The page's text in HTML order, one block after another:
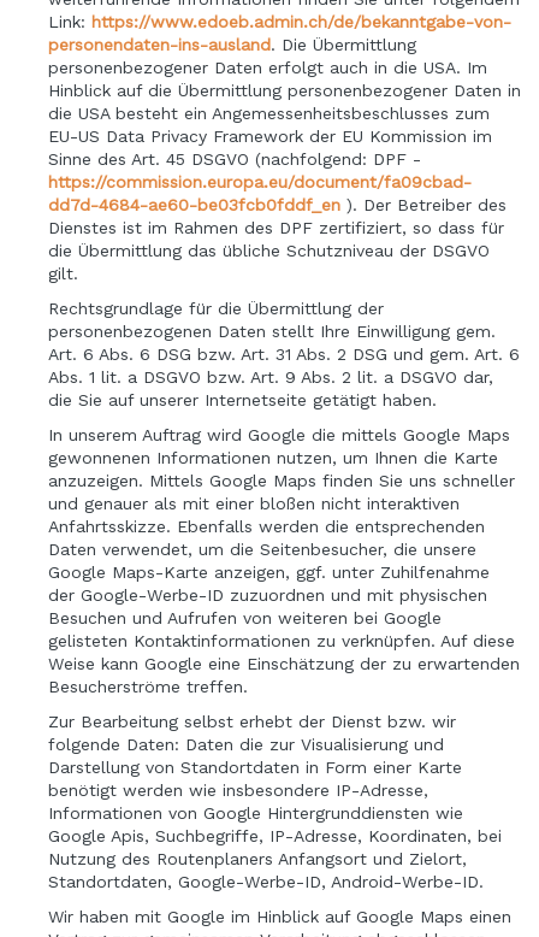
Link: https://www.edoeb.admin.ch/de/bekanntgabe-von-
personendaten-ins-ausland. Die Übermittlung
personenbezogener Daten erfolgt auch in die USA. Im
Hinblick auf die Übermittlung personenbezogener Daten in
die USA besteht ein Angemessenheitsbeschlusses zum
EU-US Data Privacy Framework der EU Kommission im
Sinne des Art. 45 DSGVO (nachfolgend: DPF -
https://commission.europa.eu/document/fa09cbad-
dd7d-4684-ae60-be03fcb0fddf_en ). Der Betreiber des
Dienstes ist im Rahmen des DPF zertifiziert, so dass für
die Übermittlung das übliche Schutzniveau der DSGVO
gilt.
Rechtsgrundlage für die Übermittlung der
personenbezogenen Daten stellt Ihre Einwilligung gem.
Art. 6 Abs. 6 DSG bzw. Art. 31 Abs. 2 DSG und gem. Art. 6
Abs. 1 lit. a DSGVO bzw. Art. 9 Abs. 2 lit. a DSGVO dar,
die Sie auf unserer Internetseite getätigt haben.
In unserem Auftrag wird Google die mittels Google Maps
gewonnenen Informationen nutzen, um Ihnen die Karte
anzuzeigen. Mittels Google Maps finden Sie uns schneller
und genauer als mit einer bloßen nicht interaktiven
Anfahrtsskizze. Ebenfalls werden die entsprechenden
Daten verwendet, um die Seitenbesucher, die unsere
Google Maps-Karte anzeigen, ggf. unter Zuhilfenahme
der Google-Werbe-ID zuzuordnen und mit physischen
Besuchen und Aufrufen von weiteren bei Google
gelisteten Kontaktinformationen zu verknüpfen. Auf diese
Weise kann Google eine Einschätzung der zu erwartenden
Besucherströme treffen.
Zur Bearbeitung selbst erhebt der Dienst bzw. wir
folgende Daten: Daten die zur Visualisierung und
Darstellung von Standortdaten in Form einer Karte
benötigt werden wie insbesondere IP-Adresse,
Informationen von Google Hintergrunddiensten wie
Google Apis, Suchbegriffe, IP-Adresse, Koordinaten, bei
Nutzung des Routenplaners Anfangsort und Zielort,
Standortdaten, Google-Werbe-ID, Android-Werbe-ID.
Wir haben mit Google im Hinblick auf Google Maps einen